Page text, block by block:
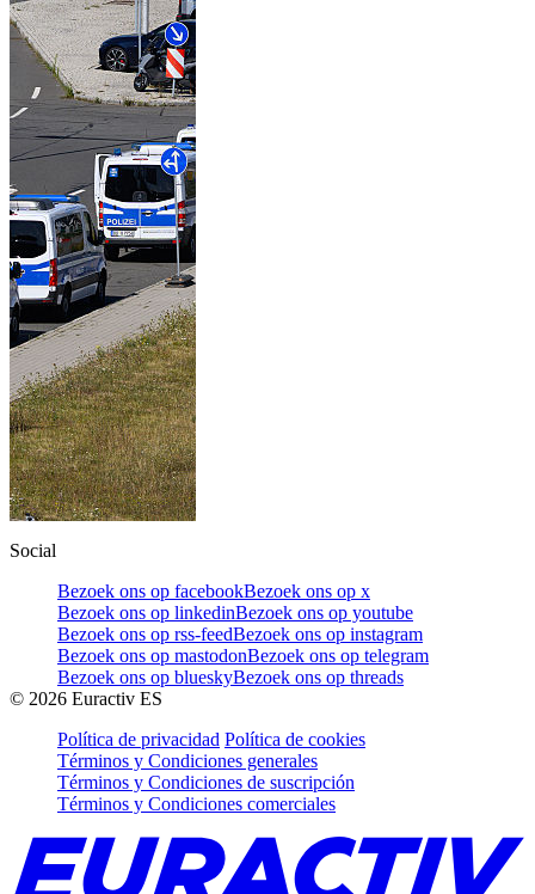
Social
Bezoek ons op facebookBezoek ons op x
Bezoek ons op linkedinBezoek ons op youtube
Bezoek ons op rss-feedBezoek ons op instagram
Bezoek ons op mastodonBezoek ons op telegram
Bezoek ons op blueskyBezoek ons op threads
© 2026 Euractiv ES
Política de privacidad Política de cookies
Términos y Condiciones generales
Términos y Condiciones de suscripción
Términos y Condiciones comerciales